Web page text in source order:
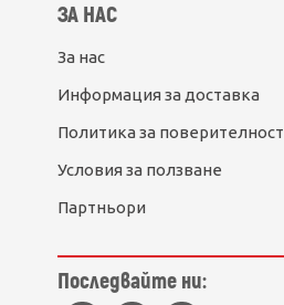
ЗА НАС
За нас
Информация за доставка
Политика за поверителност
Условия за ползване
Партньори
Последвайте ни: